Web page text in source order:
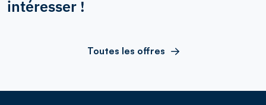
intéresser !
Toutes les offres